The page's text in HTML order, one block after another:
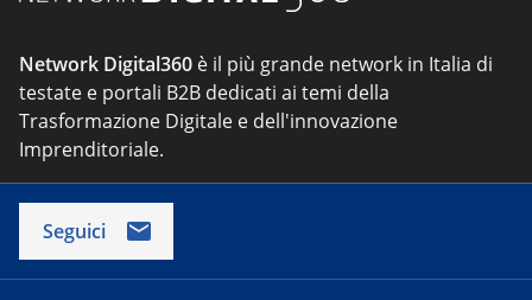
Network Digital360 è il più grande network in Italia di
testate e portali B2B dedicati ai temi della
Trasformazione Digitale e dell'innovazione
Imprenditoriale.
Seguici